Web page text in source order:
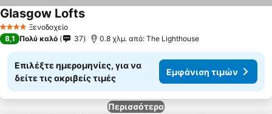
4 ΑστέριαΞενοδοχείο
Glasgow Lofts
8,1 Πολύ καλό 37 0.8 χλμ. από: The Lighthouse
Επιλέξτε ημερομηνίες, για να
δείτε τις ακριβείς τιμές
Εμφάνιση τιμών
Περισσότερα